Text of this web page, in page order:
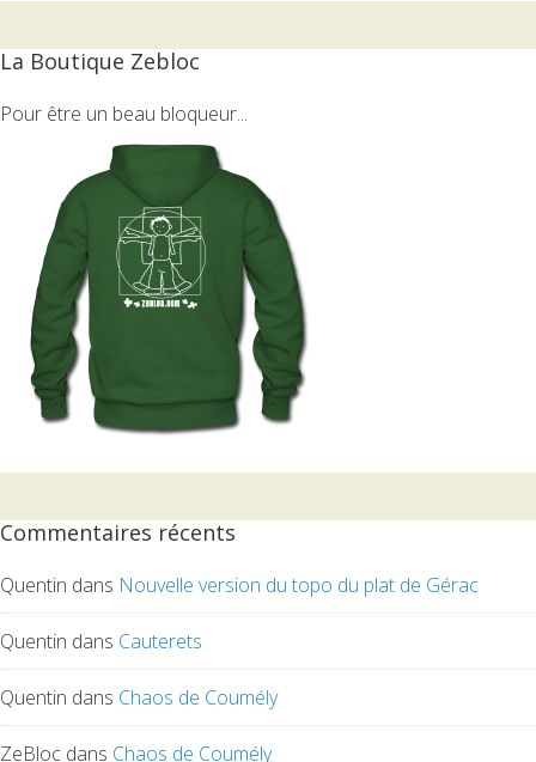
La Boutique Zebloc
Pour être un beau bloqueur...
Commentaires récents
Quentin dans Nouvelle version du topo du plat de Gérac
Quentin dans Cauterets
Quentin dans Chaos de Coumély
ZeBloc dans Chaos de Coumély